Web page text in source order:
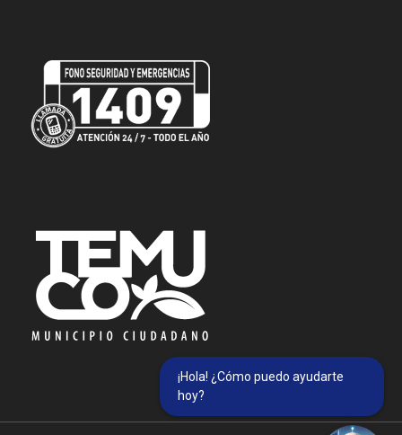
¡Hola! ¿Cómo puedo ayudarte
hoy?